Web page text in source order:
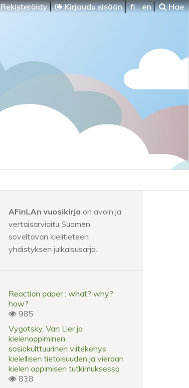
Rekisteröidy Kirjaudu sisään fi en Hae
AFinLAn vuosikirja on avoin ja
vertaisarvioitu Suomen
soveltavan kielitieteen
yhdistyksen julkaisusarja.
Reaction paper : what? why?
how?
985
Vygotsky, Van Lier ja
kielenoppiminen :
sosiokulttuurinen viitekehys
kielellisen tietoisuuden ja vieraan
kielen oppimisen tutkimuksessa
838